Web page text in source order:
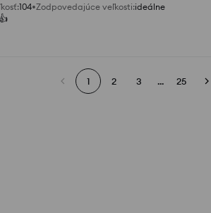
:104 Zodpovedajúce veľkosti:ideálne
1 2 3 ... 25